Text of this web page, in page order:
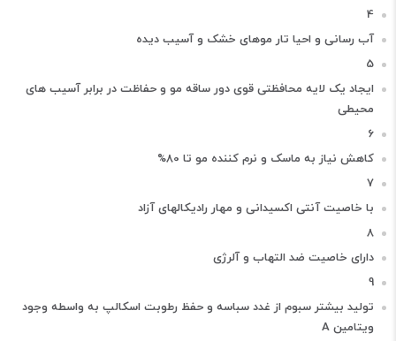
4
آب رسانی و احیا تار موهای خشک و آسیب دیده
5
ایجاد یک لایه محافظتی قوی دور ساقه مو و حفاظت در برابر آسیب های
محیطی
6
کاهش نیاز به ماسک و نرم کننده مو تا 80%
7
با خاصیت آنتی اکسیدانی و مهار رادیکالهای آزاد
8
دارای خاصیت ضد التهاب و آلرژی
9
تولید بیشتر سبوم از غدد سباسه و حفظ رطوبت اسکالپ به واسطه وجود
ویتامین A